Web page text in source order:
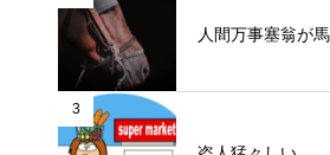
人間万事塞翁が馬
3